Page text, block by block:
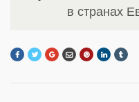
в странах